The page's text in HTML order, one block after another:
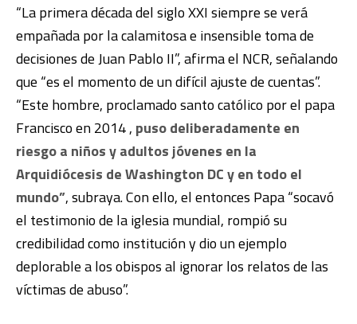
“La primera década del siglo XXI siempre se verá
empañada por la calamitosa e insensible toma de
decisiones de Juan Pablo II”, afirma el NCR, señalando
que “es el momento de un difícil ajuste de cuentas”.
“Este hombre, proclamado santo católico por el papa
Francisco en 2014 , puso deliberadamente en
riesgo a niños y adultos jóvenes en la
Arquidiócesis de Washington DC y en todo el
mundo”, subraya. Con ello, el entonces Papa “socavó
el testimonio de la iglesia mundial, rompió su
credibilidad como institución y dio un ejemplo
deplorable a los obispos al ignorar los relatos de las
víctimas de abuso”.